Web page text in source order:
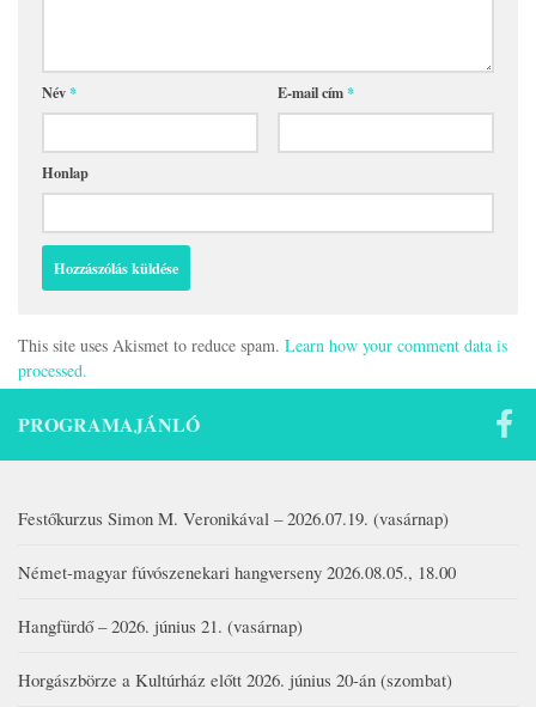
Név* E-mail cím*
Honlap
This site uses Akismet to reduce spam. Learn how your comment data is
processed.
PROGRAMAJÁNLÓ
Festőkurzus Simon M. Veronikával – 2026.07.19. (vasárnap)
Német-magyar fúvószenekari hangverseny 2026.08.05., 18.00
Hangfürdő – 2026. június 21. (vasárnap)
Horgászbörze a Kultúrház előtt 2026. június 20-án (szombat)